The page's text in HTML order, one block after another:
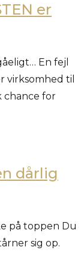
er
En fejl
virksomhed til
chance for
dårlig
på toppen Du
sig op.